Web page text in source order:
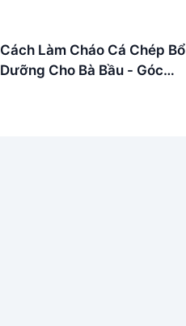
Cách Làm Cháo Cá Chép Bổ
Dưỡng Cho Bà Bầu - Góc